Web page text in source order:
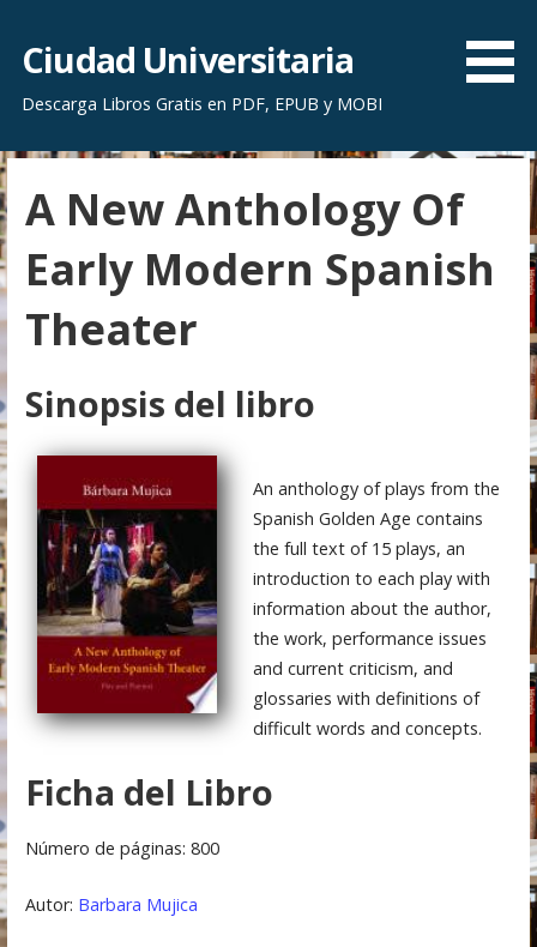
r
a
l
c
o
n
e
n
i
d
o
Ciudad Universitaria
Descarga Libros Gratis en PDF, EPUB y MOBI
A New Anthology Of
Early Modern Spanish
Theater
Sinopsis del libro
An anthology of plays from the
Spanish Golden Age contains
the full text of 15 plays, an
introduction to each play with
information about the author,
the work, performance issues
and current criticism, and
glossaries with definitions of
difficult words and concepts.
Ficha del Libro
Número de páginas: 800
Autor: Barbara Mujica